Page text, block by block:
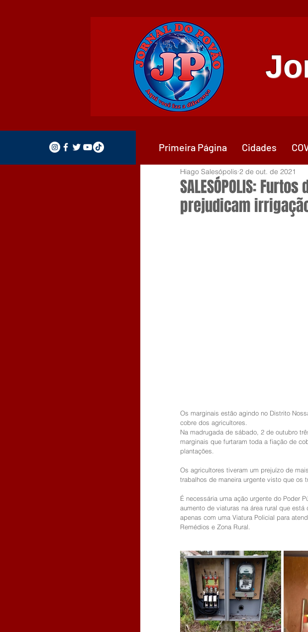
SALESÓPOLIS:
prejudicam
Hiago Salesópolis 2 de out. de 2021
Os marginais estão agindo no Distrito
cobre dos agricultores.
Na madrugada de sábado, 2 de outubro
marginais que furtaram toda a fiação de
plantações.
Os agricultores tiveram um prejuízo de
trabalhos de maneira urgente visto que os
É necessária uma ação urgente do Poder
aumento de viaturas na área rural que
apenas com uma Viatura Policial para
Remédios e Zona Rural.
Primeira Página Cidades